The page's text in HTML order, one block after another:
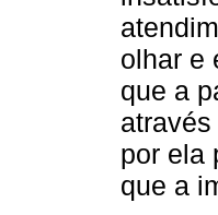
olhar e
que a
por ela
que a